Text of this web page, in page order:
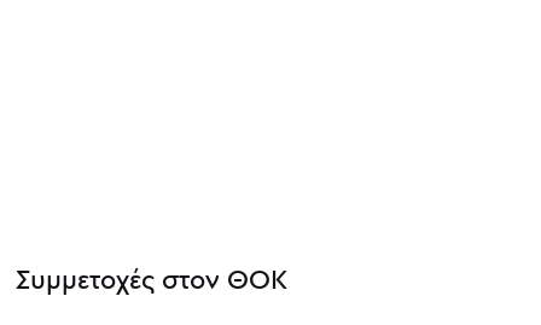
Συμμετοχές στον ΘΟΚ